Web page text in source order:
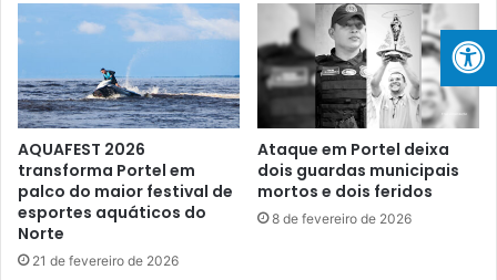
e
s
f
i
o
s
p
a
r
a
e
r
i
n
í
c
i
o
e
6
AQUAFEST 2026
transforma Portel em
palco do maior festival de
esportes aquáticos do
Norte
21 de fevereiro de 2026
Ataque em Portel deixa
dois guardas municipais
mortos e dois feridos
8 de fevereiro de 2026